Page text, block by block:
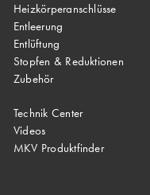
Heizkörperanschlüsse
Entleerung
Entlüftung
Stopfen & Reduktionen
Zubehör
Technik Center
Videos
MKV Produktfinder